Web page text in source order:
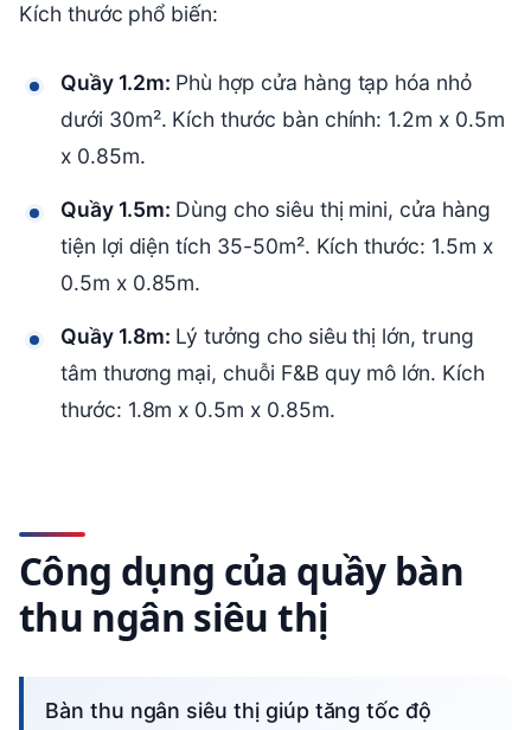
Kích thước phổ biến:
Quầy 1.2m: Phù hợp cửa hàng tạp hóa nhỏ
dưới 30m². Kích thước bàn chính: 1.2m x 0.5m
x 0.85m.
Quầy 1.5m: Dùng cho siêu thị mini, cửa hàng
tiện lợi diện tích 35-50m². Kích thước: 1.5m x
0.5m x 0.85m.
Quầy 1.8m: Lý tưởng cho siêu thị lớn, trung
tâm thương mại, chuỗi F&B quy mô lớn. Kích
thước: 1.8m x 0.5m x 0.85m.
Công dụng của quầy bàn
thu ngân siêu thị
Bàn thu ngân siêu thị giúp tăng tốc độ